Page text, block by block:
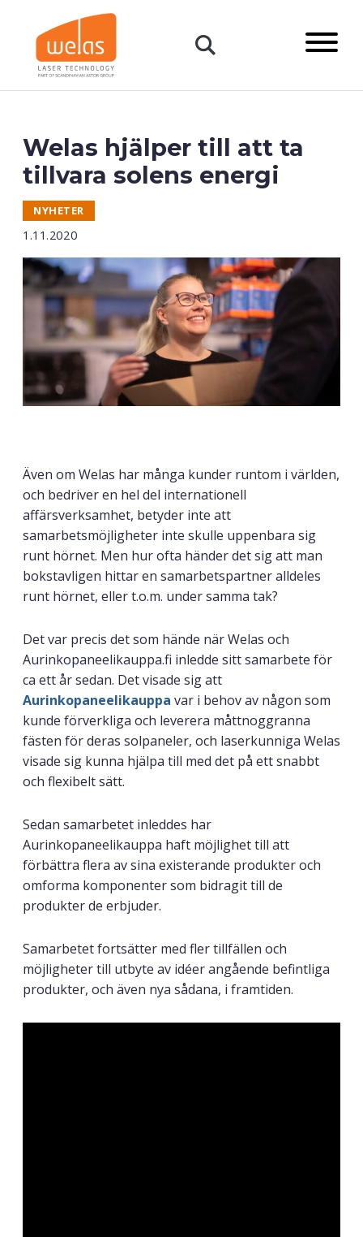
Primary
Welas hjälper till att ta
tillvara solens energi
NYHETER
1.11.2020
Även om Welas har många kunder runtom i världen,
och bedriver en hel del internationell
affärsverksamhet, betyder inte att
samarbetsmöjligheter inte skulle uppenbara sig
runt hörnet. Men hur ofta händer det sig att man
bokstavligen hittar en samarbetspartner alldeles
runt hörnet, eller t.o.m. under samma tak?
Det var precis det som hände när Welas och
Aurinkopaneelikauppa.fi inledde sitt samarbete för
ca ett år sedan. Det visade sig att
Aurinkopaneelikauppa var i behov av någon som
kunde förverkliga och leverera måttnoggranna
fästen för deras solpaneler, och laserkunniga Welas
visade sig kunna hjälpa till med det på ett snabbt
och flexibelt sätt.
Sedan samarbetet inleddes har
Aurinkopaneelikauppa haft möjlighet till att
förbättra flera av sina existerande produkter och
omforma komponenter som bidragit till de
produkter de erbjuder.
Samarbetet fortsätter med fler tillfällen och
möjligheter till utbyte av idéer angående befintliga
produkter, och även nya sådana, i framtiden.